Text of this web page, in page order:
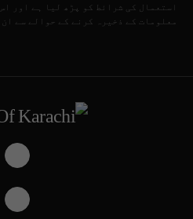
استعمال کی شرائط کو پڑھ لیا ہے اور
معلومات کے ذخیرہ کرنے کے حوالے سے ان